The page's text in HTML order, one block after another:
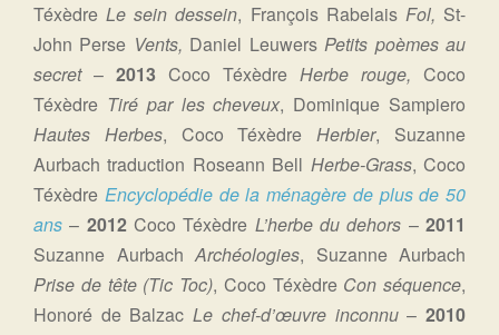
TéxèdreLe sein dessein, François RabelaisFol, St-
John Perse Vents, Daniel LeuwersPetits poèmes au
secret– 2013 Coco Téxèdre Herbe rouge, Coco
Téxèdre Tiré par les cheveux, Dominique Sampiero
Hautes Herbes, Coco TéxèdreHerbier, Suzanne
Aurbach traduction Roseann Bell Herbe-Grass, Coco
Téxèdre Encyclopédie de la ménagère de plus de 50
ans – 2012Coco Téxèdre L’herbe du dehors –2011
Suzanne AurbachArchéologies, Suzanne Aurbach
Prise de tête (Tic Toc), Coco TéxèdreCon séquence,
Honoré de BalzacLe chef-d’œuvre inconnu– 2010